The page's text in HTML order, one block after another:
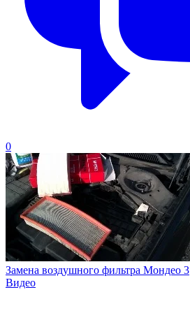
0
Замена воздушного фильтра Мондео 3
Видео